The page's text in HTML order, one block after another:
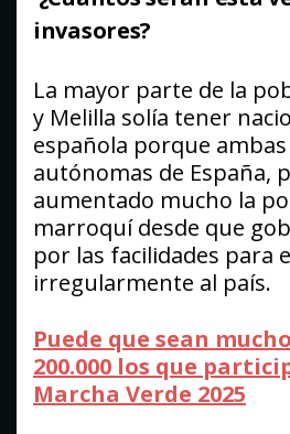
invasores?
La mayor parte de la
y Melilla solía tener
española porque
autónomas de España,
aumentado mucho la
marroquí desde que
por las facilidades para
irregularmente al país.
Puede que sean
200.000 los que
Marcha Verde 2025